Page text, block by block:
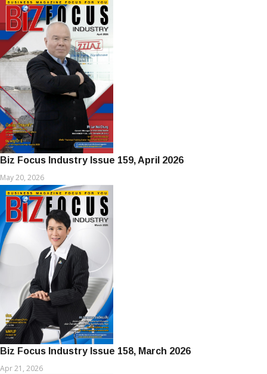
Biz Focus Industry Issue 159, April 2026
May 20, 2026
Biz Focus Industry Issue 158, March 2026
Apr 21, 2026